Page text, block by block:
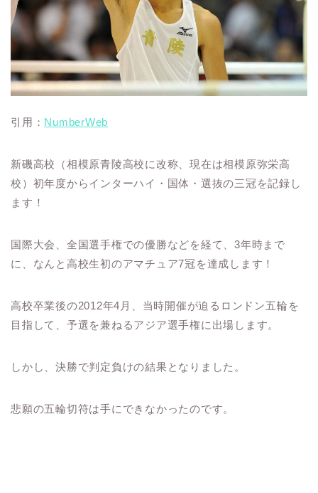
引用： NumberWeb
新磯高校（相模原青陵高校に改称、現在は相模原弥栄高
校）初年度からインターハイ・国体・選抜の三冠を記録し
ます！
国際大会、全国選手権での優勝などを経て、3年時まで
に、なんと高校生初のアマチュア7冠を達成します！
高校卒業後の2012年4月、当時開催が迫るロンドン五輪を
目指して、予選を兼ねるアジア選手権に出場します。
しかし、決勝で判定負けの結果となりました。
悲願の五輪切符は手にできなかったのです。